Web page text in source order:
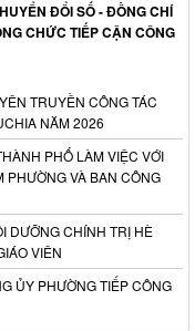
ĐỔI SỐ - ĐỒNG CHÍ
CHỨC TIẾP CẬN CÔNG
TRUYỀN CÔNG TÁC
NĂM 2026
PHỐ LÀM VIỆC VỚI
PHƯỜNG VÀ BAN CÔNG
DƯỠNG CHÍNH TRỊ HÈ
VIÊN
ỦY PHƯỜNG TIẾP CÔNG